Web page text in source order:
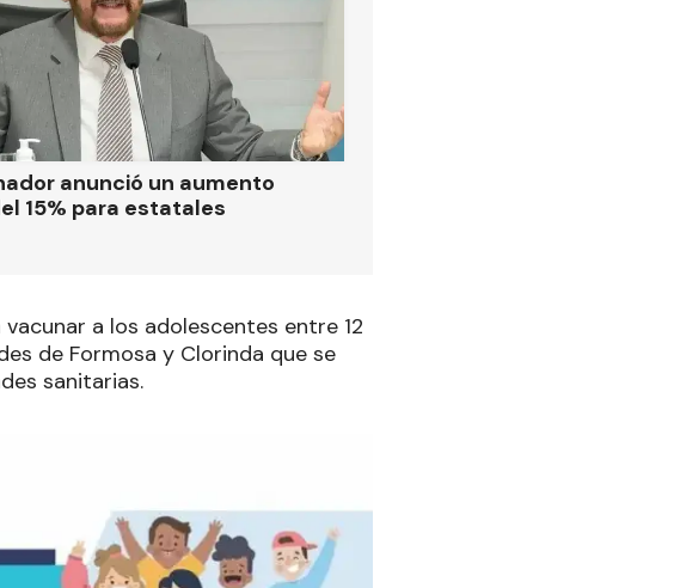
anunció un aumento
15% para estatales
a los adolescentes entre 12
de Formosa y Clorinda que se
sanitarias.